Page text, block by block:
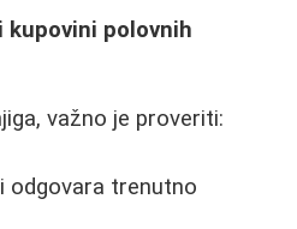
polovnih
važno je proveriti:
odgovara trenutno